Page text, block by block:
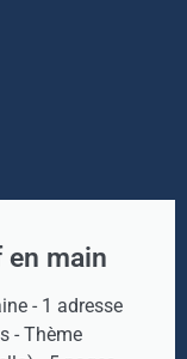
en main
- 1 adresse
- Thème